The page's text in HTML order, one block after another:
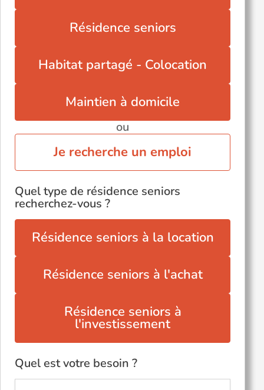
Résidence seniors
Habitat partagé - Colocation
Maintien à domicile
ou
Je recherche un emploi
Quel type de résidence seniors
recherchez-vous ?
Résidence seniors à la location
Résidence seniors à l'achat
Résidence seniors à
l'investissement
Quel est votre besoin ?